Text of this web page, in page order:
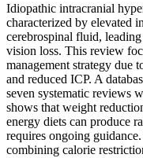
Idiopathic intracranial
characterized by elevated
cerebrospinal fluid,
vision loss. This review
management strategy due
and reduced ICP. A
seven systematic reviews
shows that weight
energy diets can produce
requires ongoing
combining calorie